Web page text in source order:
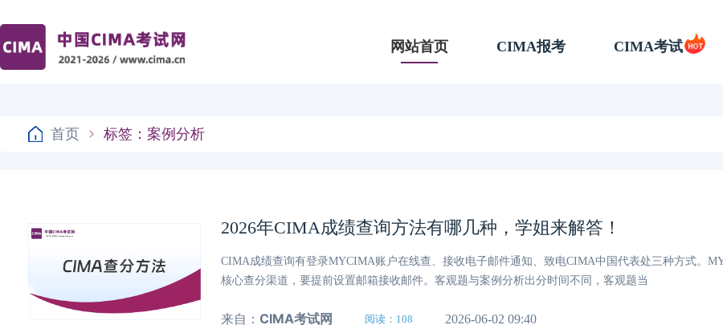
网站首页 CIMA报考 CIMA考试
首页 标签：案例分析
2026年CIMA成绩查询方法有哪几种，学姐来解答！
CIMA成绩查询有登录MYCIMA账户在线查、接收电子邮件通知、致电CIMA中国代表处三种方式。
核心查分渠道，要提前设置邮箱接收邮件。客观题与案例分析出分时间不同，客观题当
来自： CIMA考试网 阅读：108 2026-06-02 09:40